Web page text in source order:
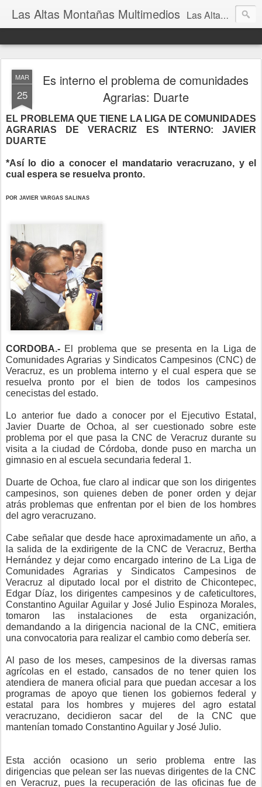
Las Altas Montañas Multimedios Las Altas Montañas Multimedios
MAR
25
Es interno el problema de comunidades
Agrarias: Duarte
EL PROBLEMA QUE TIENE LA LIGA DE COMUNIDADES
AGRARIAS DE VERACRIZ ES INTERNO: JAVIER
DUARTE
*Así lo dio a conocer el mandatario veracruzano, y el
cual espera se resuelva pronto.
POR JAVIER VARGAS SALINAS
CORDOBA.- El problema que se presenta en la Liga de
Comunidades Agrarias y Sindicatos Campesinos (CNC) de
Veracruz, es un problema interno y el cual espera que se
resuelva pronto por el bien de todos los campesinos
cenecistas del estado.
Lo anterior fue dado a conocer por el Ejecutivo Estatal,
Javier Duarte de Ochoa, al ser cuestionado sobre este
problema por el que pasa la CNC de Veracruz durante su
visita a la ciudad de Córdoba, donde puso en marcha un
gimnasio en al escuela secundaria federal 1.
Duarte de Ochoa, fue claro al indicar que son los dirigentes
campesinos, son quienes deben de poner orden y dejar
atrás problemas que enfrentan por el bien de los hombres
del agro veracruzano.
Cabe señalar que desde hace aproximadamente un año, a
la salida de la exdirigente de la CNC de Veracruz, Bertha
Hernández y dejar como encargado interino de La Liga de
Comunidades Agrarias y Sindicatos Campesinos de
Veracruz al diputado local por el distrito de Chicontepec,
Edgar Díaz, los dirigentes campesinos y de cafeticultores,
Constantino Aguilar Aguilar y José Julio Espinoza Morales,
tomaron las instalaciones de esta organización,
demandando a la dirigencia nacional de la CNC, emitiera
una convocatoria para realizar el cambio como debería ser.
Al paso de los meses, campesinos de la diversas ramas
agrícolas en el estado, cansados de no tener quien los
atendiera de manera oficial para que puedan accesar a los
programas de apoyo que tienen los gobiernos federal y
estatal para los hombres y mujeres del agro estatal
veracruzano, decidieron sacar del de la CNC que
mantenían tomado Constantino Aguilar y José Julio.
Esta acción ocasiono un serio problema entre las
dirigencias que pelean ser las nuevas dirigentes de la CNC
en Veracruz, pues la recuperación de las oficinas fue de